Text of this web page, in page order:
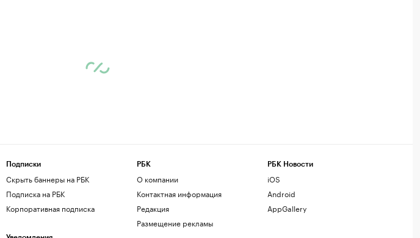
Подписки
Скрыть баннеры на РБК
Подписка на РБК
Корпоративная подписка
РБК
О компании
Контактная информация
Редакция
Размещение рекламы
РБК Новости
iOS
Android
AppGallery